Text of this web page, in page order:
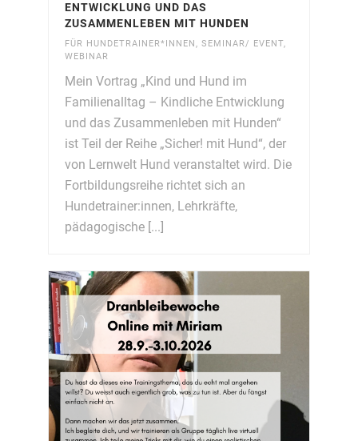
ENTWICKLUNG UND DAS
ZUSAMMENLEBEN MIT HUNDEN
FÜR HUNDETRAINER*INNEN , SEMINAR/ EVENT,
WEBINAR
Mein Vortrag „Kind und Hund im
Familienalltag – Kindliche Entwicklung
und das Zusammenleben mit Hunden“
ist Teil der Reihe „Sicher! mit Hund“, der
von Lernwelt Hund veranstaltet wird. Die
Fortbildungsreihe richtet sich an
Hundetrainer:innen, Lehrkräfte,
pädagogische [...]